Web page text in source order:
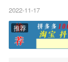
2022-11-17